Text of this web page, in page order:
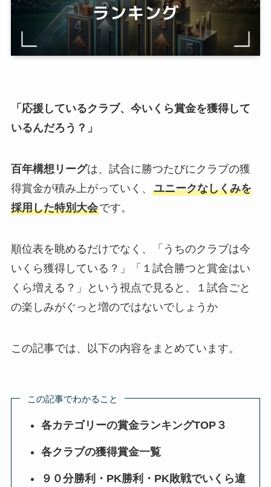
「応援しているクラブ、今いくら賞金を獲得して
いるんだろう？」
百年構想リーグは、試合に勝つたびにクラブの獲
得賞金が積み上がっていく、 ユニークなしくみを
採用した特別大会です。
順位表を眺めるだけでなく、「うちのクラブは今
いくら獲得している？」「１試合勝つと賞金はい
くら増える？」という視点で見ると、１試合ごと
の楽しみがぐっと増のではないでしょうか
この記事では、以下の内容をまとめています。
この記事でわかること
各カテゴリーの賞金ランキングTOP３
各クラブの獲得賞金一覧
９０分勝利・PK勝利・PK敗戦でいくら違